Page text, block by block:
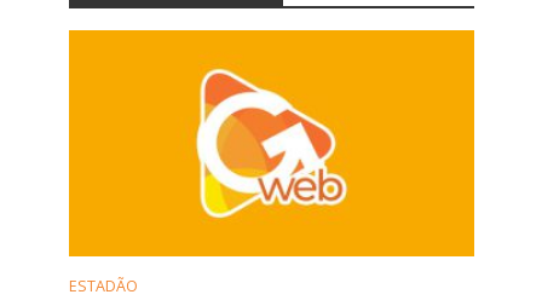
ESTADÃO